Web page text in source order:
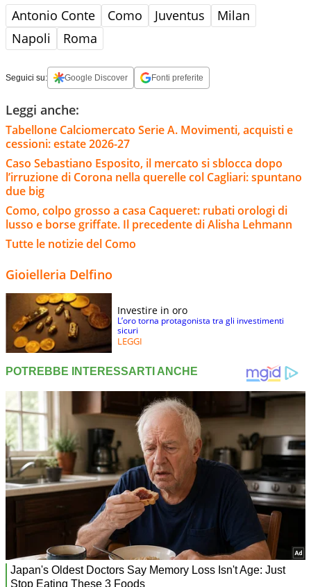
Antonio Conte Como Juventus
Milan
Napoli
Roma
Seguici su: Google Discover Fonti preferite
Leggi anche:
Tabellone Calciomercato Serie A. Movimenti, acquisti e
cessioni: estate 2026-27
Caso Sebastiano Esposito, il mercato si sblocca dopo
l’irruzione di Corona nella querelle col Cagliari: spuntano
due big
Como, colpo grosso a casa Caqueret: rubati orologi di
lusso e borse griffate. Il precedente di Alisha Lehmann
Tutte le notizie del Como
Gioielleria Delfino
Investire in oro
L’oro torna protagonista tra gli investimenti
sicuri
LEGGI